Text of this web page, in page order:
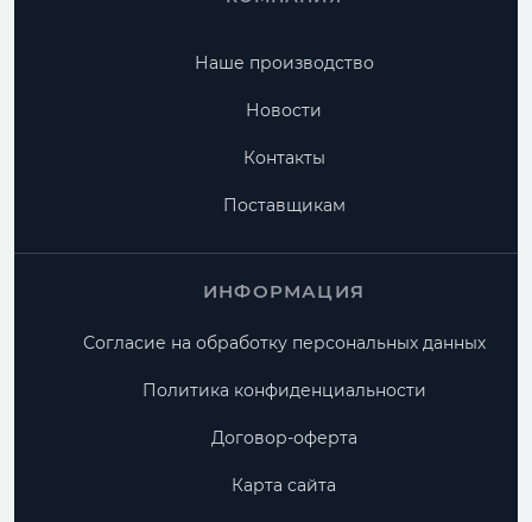
Наше производство
Новости
Контакты
Поставщикам
ИНФОРМАЦИЯ
Согласие на обработку персональных данных
Политика конфиденциальности
Договор-оферта
Карта сайта